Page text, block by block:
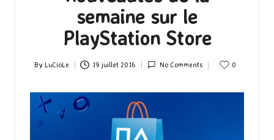
semaine sur le
PlayStation Store
Posted
By LuCioLe 19 juillet 2016 No Comments 0